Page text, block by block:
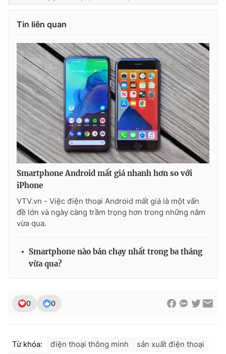
Tin liên quan
Smartphone Android mất giá nhanh hơn so với
iPhone
VTV.vn - Việc điện thoại Android mất giá là một vấn
đề lớn và ngày càng trầm trọng hơn trong những năm
vừa qua.
Smartphone nào bán chạy nhất trong ba tháng
vừa qua?
0 0
Từ khóa: điện thoại thông minh
sản xuất điện thoại